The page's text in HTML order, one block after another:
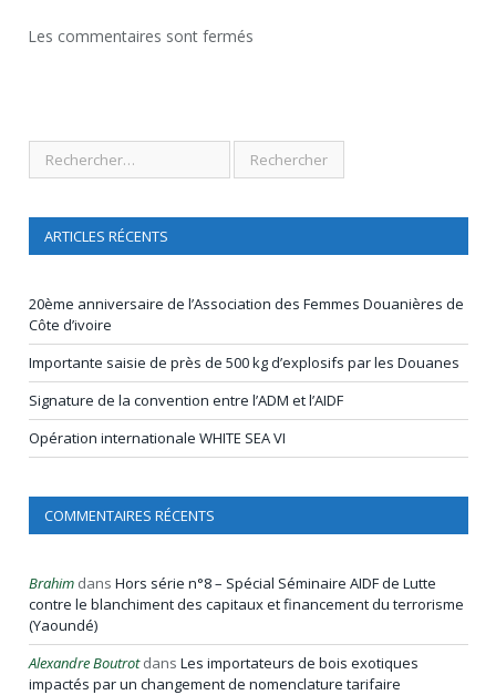
Les commentaires sont fermés
ARTICLES RÉCENTS
20ème anniversaire de l’Association des Femmes Douanières de
Côte d’ivoire
Importante saisie de près de 500 kg d’explosifs par les Douanes
Signature de la convention entre l’ADM et l’AIDF
Opération internationale WHITE SEA VI
COMMENTAIRES RÉCENTS
Brahim dans Hors série n°8 – Spécial Séminaire AIDF de Lutte
contre le blanchiment des capitaux et financement du terrorisme
(Yaoundé)
Alexandre Boutrotdans Les importateurs de bois exotiques
impactés par un changement de nomenclature tarifaire